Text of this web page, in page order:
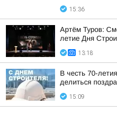
15:36
Артём Туров:
летие Дня
13:18
В честь 70-
делиться
15:09